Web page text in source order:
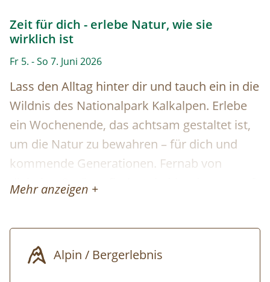
Zeit für dich - erlebe Natur, wie sie
wirklich ist
Fr 5. - So 7. Juni 2026
Lass den Alltag hinter dir und tauch ein in die
Wildnis des Nationalpark Kalkalpen. Erlebe
ein Wochenende, das achtsam gestaltet ist,
um die Natur zu bewahren – für dich und
kommende Generationen. Fernab von
digitalen Geräten findest du hier das, was oft
verloren geht: echte freie Zeit. Triff
erkunden wir die Ursprünglichkeit der
Mehr anzeigen +
Alpin / Bergerlebnis